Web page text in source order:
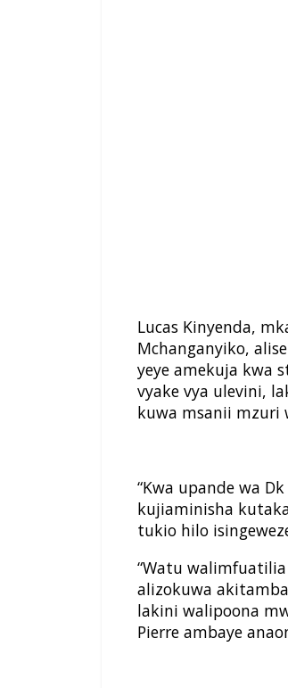
Lucas Kinyenda,
Mchanganyiko,
yeye amekuja kwa
vyake vya ulevini,
kuwa msanii mzuri
“Kwa upande wa
kujiaminisha
tukio hilo
“Watu
alizokuwa
lakini walipoona
Pierre ambaye